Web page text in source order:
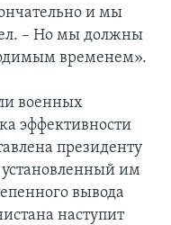
и мы
– Но мы должны
временем».
военных
эффективности
президенту
им
вывода
наступит